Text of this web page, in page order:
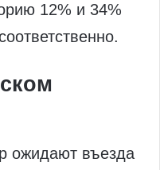
12% и 34%
ожидают въезда